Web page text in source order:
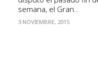
semana, el Gran...
3 NOVIEMBRE, 2015